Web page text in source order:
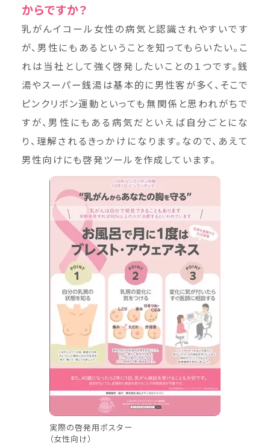
からですか？
乳がんイコール女性の病気と認識されやすいです
が、男性にもあるということを知ってもらいたい。こ
れは当社として強く啓発したいことの１つです。銭
湯やスーパー銭湯は基本的に男性客が多く、そこで
ピンクリボン運動といっても無関係と思われがちで
すが、男性にもある病気だといえば自分ごとにな
り、理解されるきっかけになります。なので、あえて
男性向けにも啓発ツールを作成しています。
実際の啓発用ポスター
（女性向け）